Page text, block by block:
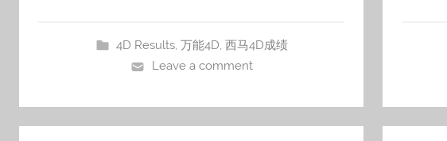
4D Results,万能4D,西马4D成绩
Leave a comment